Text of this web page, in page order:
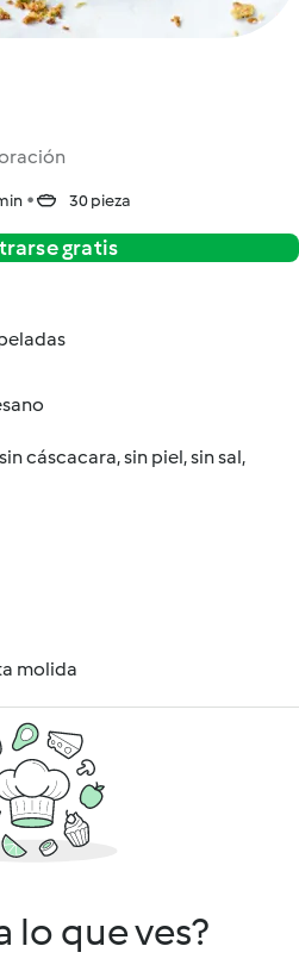
30 pieza
gratis
cáscacara, sin piel, sin sal,
molida
lo que ves?